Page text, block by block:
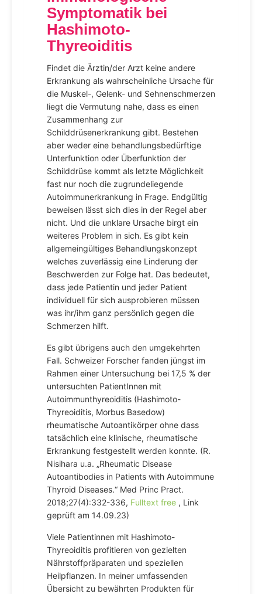
Symptomatik bei
Hashimoto-
Thyreoiditis
Findet die Ärztin/der Arzt keine andere
Erkrankung als wahrscheinliche Ursache für
die Muskel-, Gelenk- und Sehnenschmerzen
liegt die Vermutung nahe, dass es einen
Zusammenhang zur
Schilddrüsenerkrankung gibt. Bestehen
aber weder eine behandlungsbedürftige
Unterfunktion oder Überfunktion der
Schilddrüse kommt als letzte Möglichkeit
fast nur noch die zugrundeliegende
Autoimmunerkrankung in Frage. Endgültig
beweisen lässt sich dies in der Regel aber
nicht. Und die unklare Ursache birgt ein
weiteres Problem in sich. Es gibt kein
allgemeingültiges Behandlungskonzept
welches zuverlässig eine Linderung der
Beschwerden zur Folge hat. Das bedeutet,
dass jede Patientin und jeder Patient
individuell für sich ausprobieren müssen
was ihr/ihm ganz persönlich gegen die
Schmerzen hilft.
Es gibt übrigens auch den umgekehrten
Fall. Schweizer Forscher fanden jüngst im
Rahmen einer Untersuchung bei 17,5 % der
untersuchten PatientInnen mit
Autoimmunthyreoiditis (Hashimoto-
Thyreoiditis, Morbus Basedow)
rheumatische Autoantikörper ohne dass
tatsächlich eine klinische, rheumatische
Erkrankung festgestellt werden konnte. (R.
Nisihara u.a. „Rheumatic Disease
Autoantibodies in Patients with Autoimmune
Thyroid Diseases.“ Med Princ Pract.
2018;27(4):332-336, Fulltext free , Link
geprüft am 14.09.23)
Viele Patientinnen mit Hashimoto-
Thyreoiditis profitieren von gezielten
Nährstoffpräparaten und speziellen
Heilpflanzen. In meiner umfassenden
Übersicht zu bewährten Produkten für